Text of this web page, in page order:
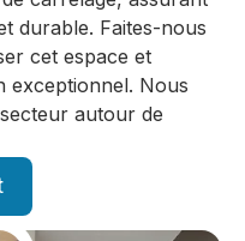
durable. Faites-nous
cet espace et
exceptionnel. Nous
autour de